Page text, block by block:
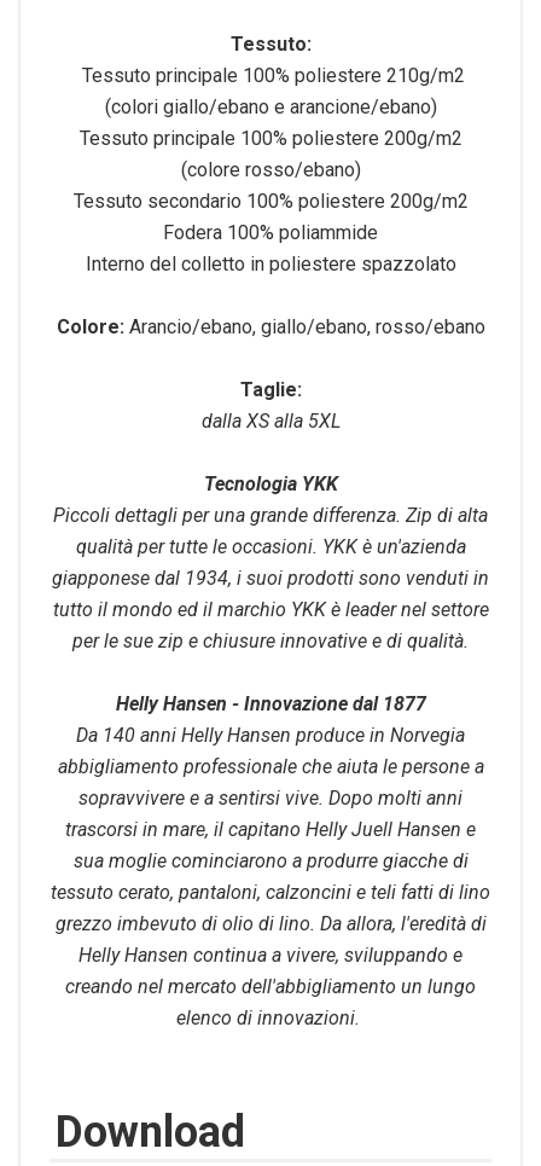
Tessuto:
Tessuto principale 100% poliestere 210g/m2
(colori giallo/ebano e arancione/ebano)
Tessuto principale 100% poliestere 200g/m2
(colore rosso/ebano)
Tessuto secondario 100% poliestere 200g/m2
Fodera 100% poliammide
Interno del colletto in poliestere spazzolato
Colore: Arancio/ebano, giallo/ebano, rosso/ebano
Taglie:
dalla XS alla 5XL
Tecnologia YKK
Piccoli dettagli per una grande differenza. Zip di alta
qualità per tutte le occasioni. YKK è un'azienda
giapponese dal 1934, i suoi prodotti sono venduti in
tutto il mondo ed il marchio YKK è leader nel settore
per le sue zip e chiusure innovative e di qualità.
Helly Hansen - Innovazione dal 1877
Da 140 anni Helly Hansen produce in Norvegia
abbigliamento professionale che aiuta le persone a
sopravvivere e a sentirsi vive. Dopo molti anni
trascorsi in mare, il capitano Helly Juell Hansen e
sua moglie cominciarono a produrre giacche di
tessuto cerato, pantaloni, calzoncini e teli fatti di lino
grezzo imbevuto di olio di lino. Da allora, l'eredità di
Helly Hansen continua a vivere, sviluppando e
creando nel mercato dell'abbigliamento un lungo
elenco di innovazioni.
Download